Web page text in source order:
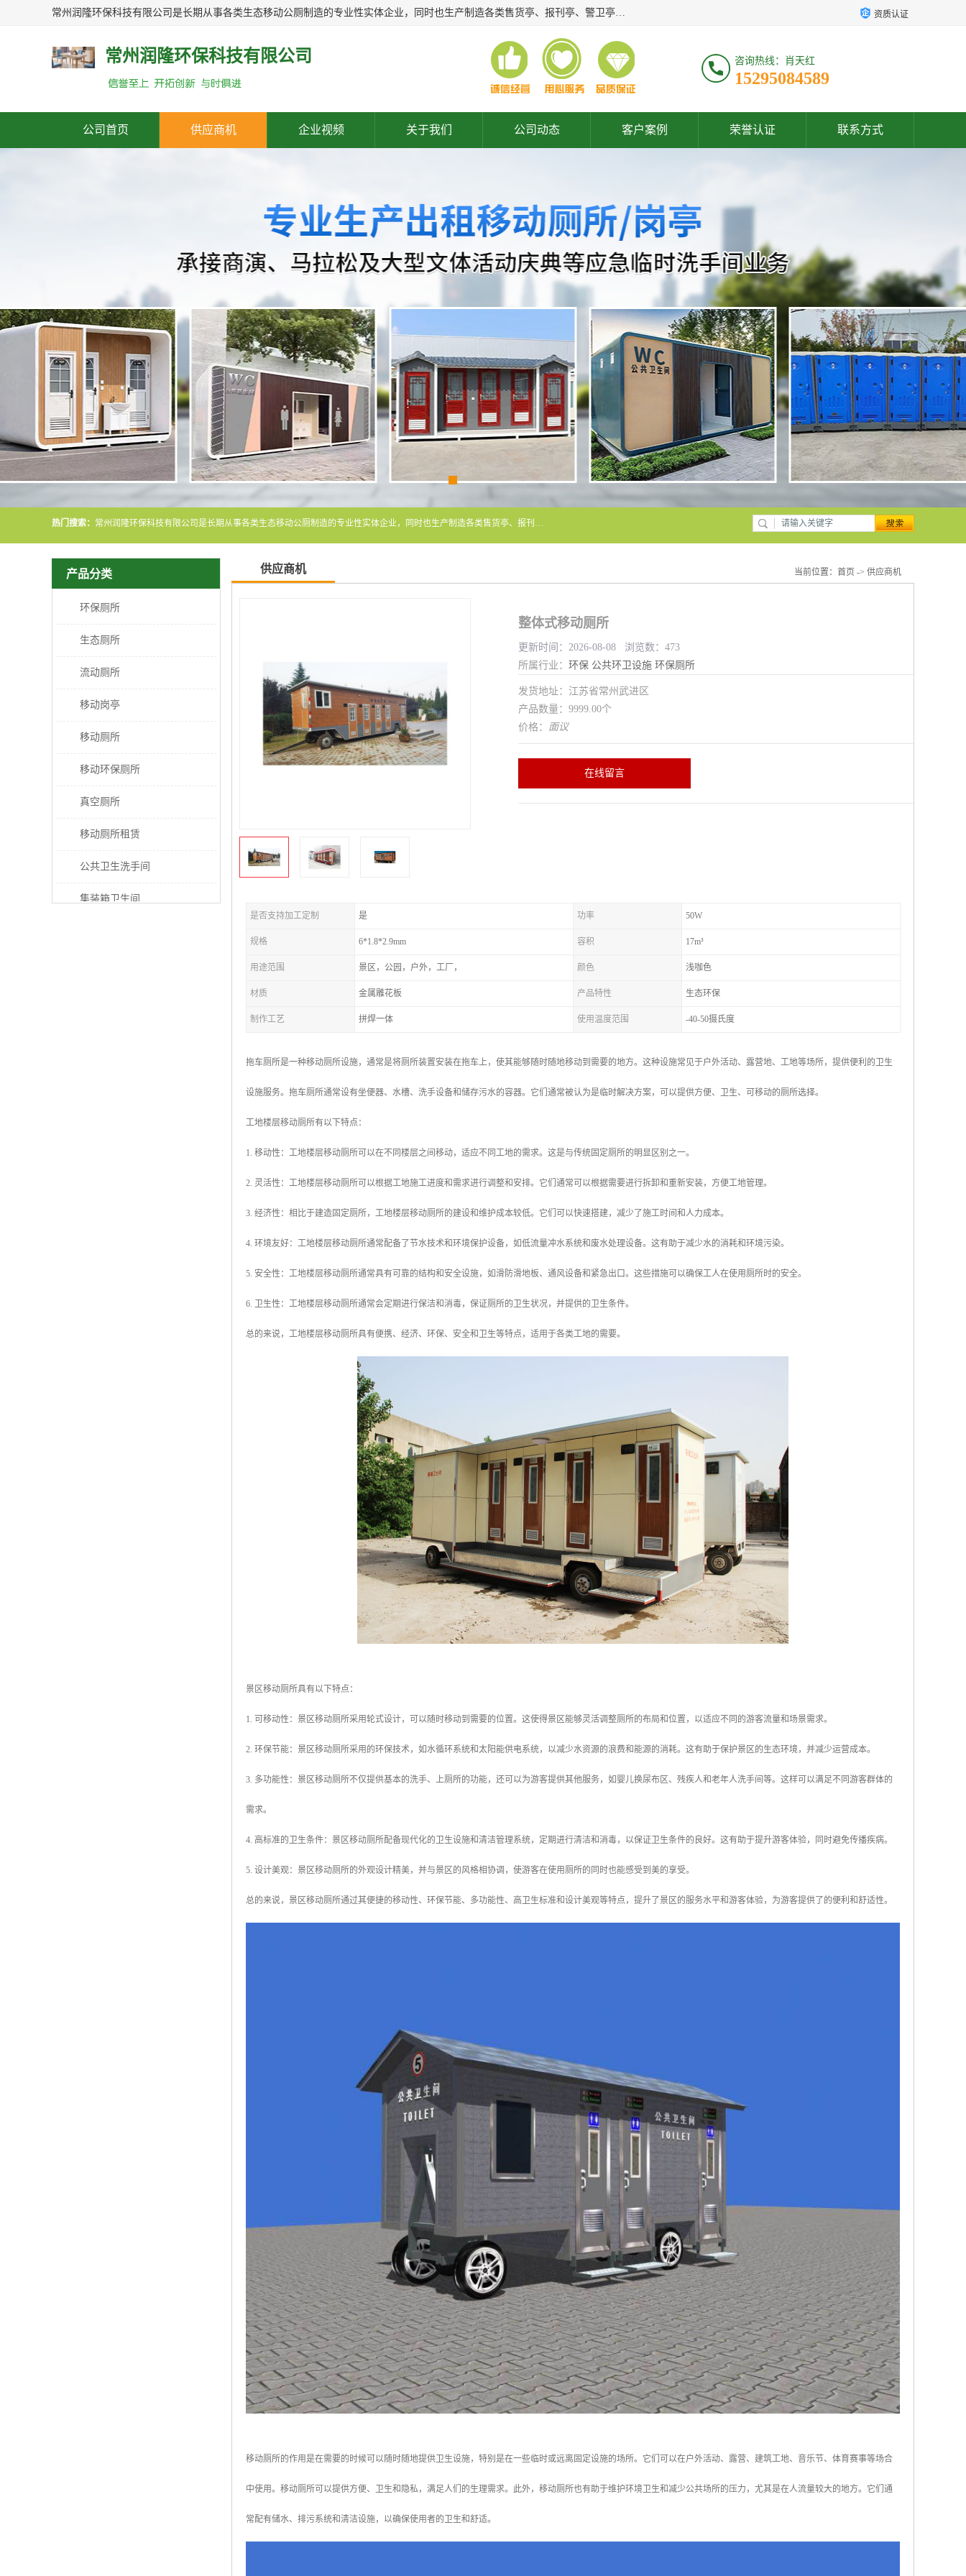
常州润隆环保科技有限公司是长期从事各类生态移动公厕制造的专业性实体企业，同时也生产制造各类售货亭、报刊亭、警卫亭等，我公司将尽全力为各用户在设计、制造、服务上提供快捷满意的全程服务，本公司愿与各用户携手共创辉煌业绩。主要产品：移动厕所;、生态厕所、 环保厕所、 流动厕所、商亭、岗亭、活动板房、移动厕所租赁等； 资质认证
常州润隆环保科技有限公司 咨询热线：肖天红
15295084589
公司首页 供应商机 企业视频 关于我们 公司动态 客户案例 荣誉认证 联系方式
热门搜索： 常州润隆环保科技有限公司是长期从事各类生态移动公厕制造的专业性实体企业，同时也生产制造各类售货亭、报刊亭、警卫亭等，我公司将尽全力为各用户在设计、制造、服务上提供快捷满意的全程服务，本公司愿与各用户携手共创辉煌业绩。主要产品：移动厕所;、生态厕所、 环保厕所、 流动厕所、商亭、岗亭、活动板房、移动厕所租赁等；
产品分类
环保厕所
生态厕所
流动厕所
移动岗亭
移动厕所
移动环保厕所
真空厕所
移动厕所租赁
公共卫生洗手间
集装箱卫生间
供应商机 当前位置： 首页 -> 供应商机
整体式移动厕所
更新时间：2026-08-08 浏览数：473
所属行业： 环保 公共环卫设施 环保厕所
发货地址：江苏省常州武进区
产品数量：9999.00个
价格： 面议
在线留言
是否支持加工定制 是 功率 50W
规格 6*1.8*2.9mm 容积 17m³
用途范围 景区，公园，户外，工厂， 颜色 浅咖色
材质 金属雕花板 产品特性 生态环保
制作工艺 拼焊一体 使用温度范围 -40-50摄氏度
拖车厕所是一种移动厕所设施，通常是将厕所装置安装在拖车上，使其能够随时随地移动到需要的地方。这种设施常见于户外活动、露营地、工地等场所，提供便利的卫生
设施服务。拖车厕所通常设有坐便器、水槽、洗手设备和储存污水的容器。它们通常被认为是临时解决方案，可以提供方便、卫生、可移动的厕所选择。
工地楼层移动厕所有以下特点：
1. 移动性：工地楼层移动厕所可以在不同楼层之间移动，适应不同工地的需求。这是与传统固定厕所的明显区别之一。
2. 灵活性：工地楼层移动厕所可以根据工地施工进度和需求进行调整和安排。它们通常可以根据需要进行拆卸和重新安装，方便工地管理。
3. 经济性：相比于建造固定厕所，工地楼层移动厕所的建设和维护成本较低。它们可以快速搭建，减少了施工时间和人力成本。
4. 环境友好：工地楼层移动厕所通常配备了节水技术和环境保护设备，如低流量冲水系统和废水处理设备。这有助于减少水的消耗和环境污染。
5. 安全性：工地楼层移动厕所通常具有可靠的结构和安全设施，如滑防滑地板、通风设备和紧急出口。这些措施可以确保工人在使用厕所时的安全。
6. 卫生性：工地楼层移动厕所通常会定期进行保洁和消毒，保证厕所的卫生状况，并提供的卫生条件。
总的来说，工地楼层移动厕所具有便携、经济、环保、安全和卫生等特点，适用于各类工地的需要。
景区移动厕所具有以下特点：
1. 可移动性：景区移动厕所采用轮式设计，可以随时移动到需要的位置。这使得景区能够灵活调整厕所的布局和位置，以适应不同的游客流量和场景需求。
2. 环保节能：景区移动厕所采用的环保技术，如水循环系统和太阳能供电系统，以减少水资源的浪费和能源的消耗。这有助于保护景区的生态环境，并减少运营成本。
3. 多功能性：景区移动厕所不仅提供基本的洗手、上厕所的功能，还可以为游客提供其他服务，如婴儿换尿布区、残疾人和老年人洗手间等。这样可以满足不同游客群体的
需求。
4. 高标准的卫生条件：景区移动厕所配备现代化的卫生设施和清洁管理系统，定期进行清洁和消毒，以保证卫生条件的良好。这有助于提升游客体验，同时避免传播疾病。
5. 设计美观：景区移动厕所的外观设计精美，并与景区的风格相协调，使游客在使用厕所的同时也能感受到美的享受。
总的来说，景区移动厕所通过其便捷的移动性、环保节能、多功能性、高卫生标准和设计美观等特点，提升了景区的服务水平和游客体验，为游客提供了的便利和舒适性。
移动厕所的作用是在需要的时候可以随时随地提供卫生设施，特别是在一些临时或远离固定设施的场所。它们可以在户外活动、露营、建筑工地、音乐节、体育赛事等场合
中使用。移动厕所可以提供方便、卫生和隐私，满足人们的生理需求。此外，移动厕所也有助于维护环境卫生和减少公共场所的压力，尤其是在人流量较大的地方。它们通
常配有储水、排污系统和清洁设施，以确保使用者的卫生和舒适。